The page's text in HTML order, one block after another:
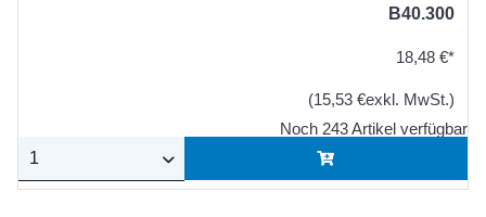
B40.300
18,48 €*
(15,53 €exkl. MwSt.)
Noch 243 Artikel verfügbar